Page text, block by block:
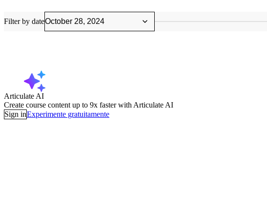
Filter by date
Articulate AI
Create course content up to 9x faster with Articulate AI
Sign inExperimente gratuitamente